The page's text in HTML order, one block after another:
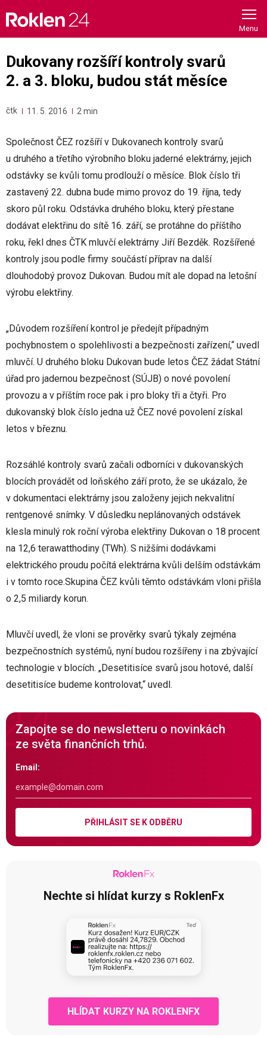
content
Dukovany rozšíří kontroly svarů
2. a 3. bloku, budou stát měsíce
čtk 11. 5. 2016 2 min
Společnost ČEZ rozšíří v Dukovanech kontroly svarů
u druhého a třetího výrobního bloku jaderné elektrárny, jejich
odstávky se kvůli tomu prodlouží o měsíce. Blok číslo tři
zastavený 22. dubna bude mimo provoz do 19. října, tedy
skoro půl roku. Odstávka druhého bloku, který přestane
dodávat elektřinu do sítě 16. září, se protáhne do příštího
roku, řekl dnes ČTK mluvčí elektrárny Jiří Bezděk. Rozšířené
kontroly jsou podle firmy součástí příprav na další
dlouhodobý provoz Dukovan. Budou mít ale dopad na letošní
výrobu elektřiny.
„Důvodem rozšíření kontrol je předejít případným
pochybnostem o spolehlivosti a bezpečnosti zařízení,“ uvedl
mluvčí. U druhého bloku Dukovan bude letos ČEZ žádat Státní
úřad pro jadernou bezpečnost (SÚJB) o nové povolení
provozu a v příštím roce pak i pro bloky tři a čtyři. Pro
dukovanský blok číslo jedna už ČEZ nové povolení získal
letos v březnu.
Rozsáhlé kontroly svarů začali odborníci v dukovanských
blocích provádět od loňského září proto, že se ukázalo, že
v dokumentaci elektrárny jsou založeny jejich nekvalitní
rentgenové snímky. V důsledku neplánovaných odstávek
klesla minulý rok roční výroba elektřiny Dukovan o 18 procent
na 12,6 terawatthodiny (TWh). S nižšími dodávkami
elektrického proudu počítá elektrárna kvůli delším odstávkám
i v tomto roce.Skupina ČEZ kvůli těmto odstávkám vloni přišla
o 2,5 miliardy korun.
Mluvčí uvedl, že vloni se prověrky svarů týkaly zejména
bezpečnostních systémů, nyní budou rozšířeny i na zbývající
technologie v blocích. „Desetitisíce svarů jsou hotové, další
desetitisíce budeme kontrolovat,“ uvedl.
Zapojte se do newsletteru o novinkách
ze světa finančních trhů.
Email:
PŘIHLÁSIT SE K ODBĚRU
Nechte si hlídat kurzy s RoklenFx
HLÍDAT KURZY NA ROKLENFX